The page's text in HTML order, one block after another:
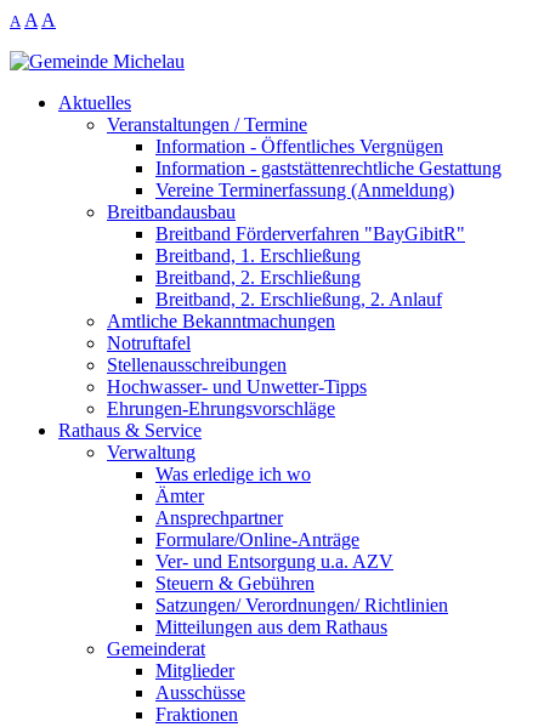
A A A
Aktuelles
Veranstaltungen / Termine
Information - Öffentliches Vergnügen
Information - gaststättenrechtliche Gestattung
Vereine Terminerfassung (Anmeldung)
Breitbandausbau
Breitband Förderverfahren "BayGibitR"
Breitband, 1. Erschließung
Breitband, 2. Erschließung
Breitband, 2. Erschließung, 2. Anlauf
Amtliche Bekanntmachungen
Notruftafel
Stellenausschreibungen
Hochwasser- und Unwetter-Tipps
Ehrungen-Ehrungsvorschläge
Rathaus & Service
Verwaltung
Was erledige ich wo
Ämter
Ansprechpartner
Formulare/Online-Anträge
Ver- und Entsorgung u.a. AZV
Steuern & Gebühren
Satzungen/ Verordnungen/ Richtlinien
Mitteilungen aus dem Rathaus
Gemeinderat
Mitglieder
Ausschüsse
Fraktionen